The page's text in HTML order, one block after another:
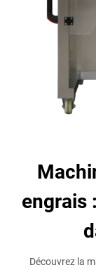
engrais
Découvrez la